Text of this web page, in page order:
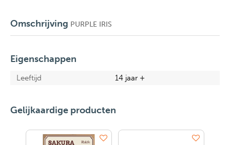
Omschrijving PURPLE IRIS
Eigenschappen
Leeftijd 14 jaar +
Gelijkaardige producten